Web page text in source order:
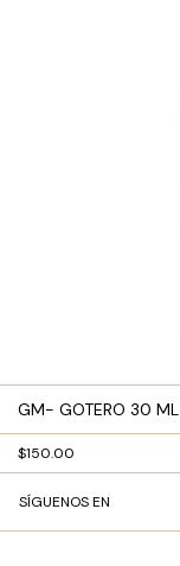
GM- GOTERO 30 ML
$150.00
SÍGUENOS EN